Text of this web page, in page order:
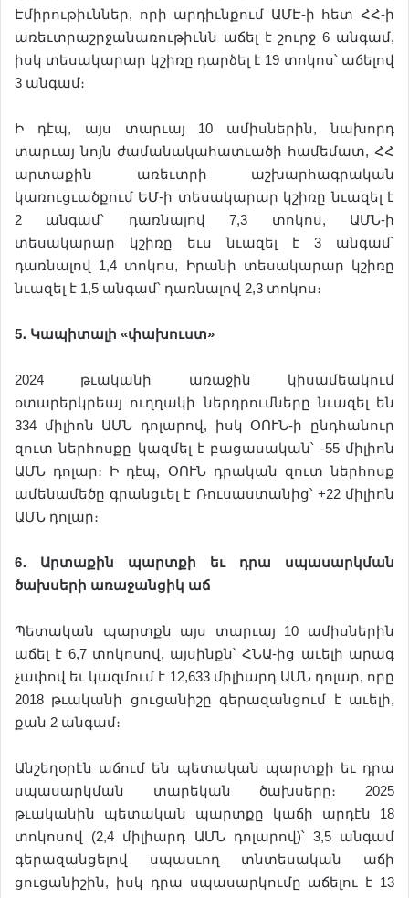
Էմիրութիւններ, որի արդիւնքում ԱՄԷ-ի հետ ՀՀ-ի
առեւտրաշրջանառութիւնն աճել է շուրջ 6 անգամ,
իսկ տեսակարար կշիռը դարձել է 19 տոկոս՝ աճելով
3 անգամ։
Ի դէպ, այս տարւայ 10 ամիսներին, նախորդ
տարւայ նոյն ժամանակահատւածի համեմատ, ՀՀ
արտաքին առեւտրի աշխարհագրական
կառուցւածքում ԵՄ-ի տեսակարար կշիռը նւազել է
2 անգամ՝ դառնալով 7,3 տոկոս, ԱՄՆ-ի
տեսակարար կշիռը եւս նւազել է 3 անգամ՝
դառնալով 1,4 տոկոս, Իրանի տեսակարար կշիռը
նւազել է 1,5 անգամ՝ դառնալով 2,3 տոկոս։
5․ Կապիտալի «փախուստ»
2024 թւականի առաջին կիսամեակում
օտարերկրեայ ուղղակի ներդրումները նւազել են
334 միլիոն ԱՄՆ դոլարով, իսկ ՕՈՒՆ-ի ընդհանուր
զուտ ներհոսքը կազմել է բացասական՝ -55 միլիոն
ԱՄՆ դոլար։ Ի դէպ, ՕՈՒՆ դրական զուտ ներհոսք
ամենամեծը գրանցւել է Ռուսաստանից՝ +22 միլիոն
ԱՄՆ դոլար։
6․ Արտաքին պարտքի եւ դրա
սպասարկման
ծախսերի առաջանցիկ աճ
Պետական պարտքն այս տարւայ 10 ամիսներին
աճել է 6,7 տոկոսով, այսինքն՝ ՀՆԱ-ից աւելի արագ
չափով եւ կազմում է 12,633 միլիարդ ԱՄՆ դոլար, որը
2018 թւականի ցուցանիշը գերազանցում է աւելի,
քան 2 անգամ։
Անշեղօրէն աճում են պետական պարտքի եւ դրա
սպասարկման տարեկան ծախսերը։ 2025
թւականին պետական պարտքը կաճի արդէն 18
տոկոսով (2,4 միլիարդ ԱՄՆ դոլարով)՝ 3,5 անգամ
գերազանցելով սպասւող տնտեսական աճի
ցուցանիշին, իսկ դրա սպասարկումը աճելու է 13